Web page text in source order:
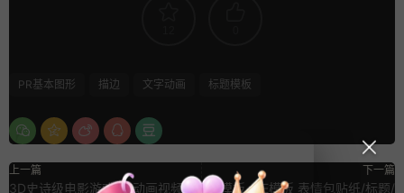
PR基本图形 描边 文字动画 标题模板
上一篇
3D史诗级电影游戏CG动画视频模
下一篇
PR模板+AE模板 表情包贴纸/标题/